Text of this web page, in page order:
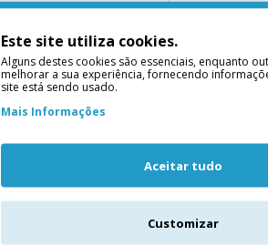
Modelo:
Em stock:
Qtd
Este site utiliza cookies.
Alguns destes cookies são essenciais, enquanto
melhorar a sua experiência, fornecendo
site está sendo usado.
Mais Informações
Aceitar tudo
Customizar